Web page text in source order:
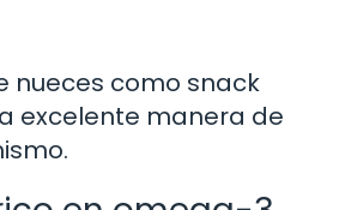
nueces como snack
excelente manera de